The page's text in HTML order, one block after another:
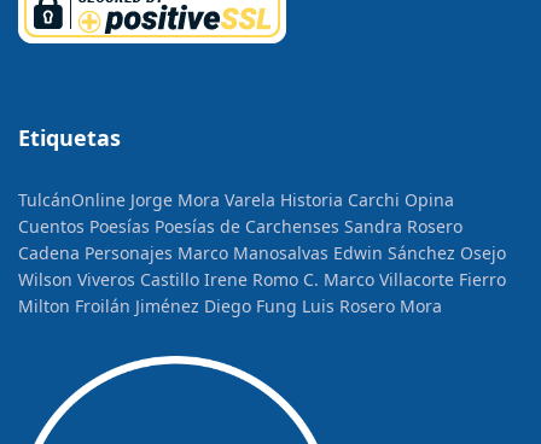
Etiquetas
TulcánOnline Jorge Mora Varela Historia Carchi Opina
Cuentos Poesías Poesías de Carchenses Sandra Rosero
Cadena Personajes Marco Manosalvas Edwin Sánchez Osejo
Wilson Viveros Castillo Irene Romo C. Marco Villacorte Fierro
Milton Froilán Jiménez Diego Fung Luis Rosero Mora